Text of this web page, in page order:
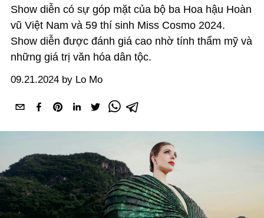
Show diễn có sự góp mặt của bộ ba Hoa hậu Hoàn
vũ Việt Nam và 59 thí sinh Miss Cosmo 2024.
Show diễn được đánh giá cao nhờ tính thẩm mỹ và
những giá trị văn hóa dân tộc.
09.21.2024 by Lo Mo